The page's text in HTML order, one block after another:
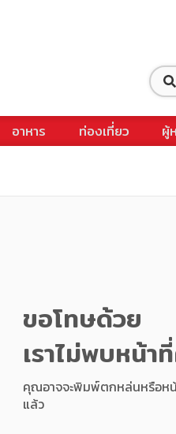
อาหาร ท่องเที่ยว ผู้
ขอโทษด้วย
เราไม่พบหน้
คุณอาจจะพิมพ์ตกหล่นหรือห
แล้ว